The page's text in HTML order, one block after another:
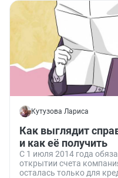
несанкционированное
подробнее, какая
разглашение
Кутузова Лариса
Как выглядит
и как её получить
С 1 июля 2014 года
открытии счета
осталась только для